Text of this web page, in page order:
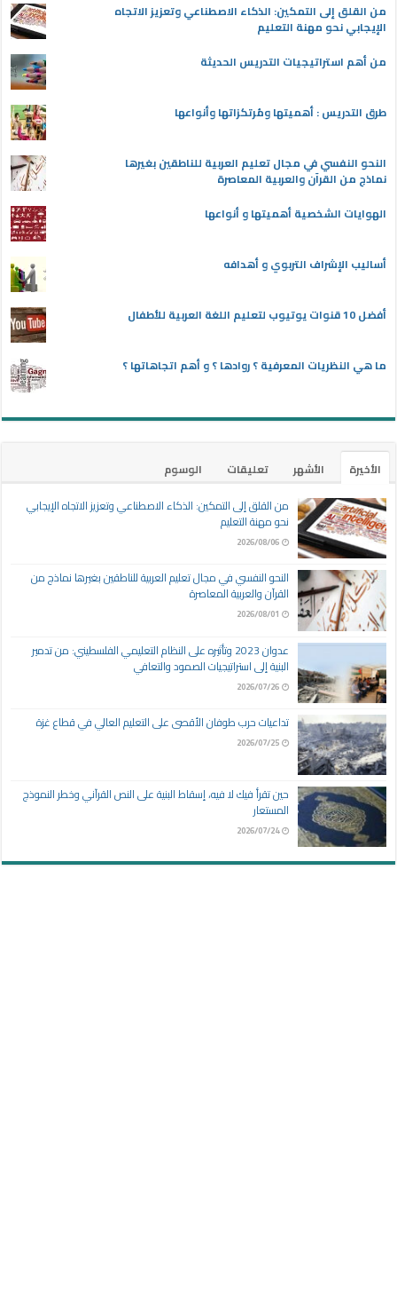
من القلق إلى التمكين: الذكاء الاصطناعي وتعزيز الاتجاه
الإيجابي نحو مهنة التعليم
من أهم استراتيجيات التدريس الحديثة
طرق التدريس : أهميتها ومُرتكزاتها وأنواعها
النحو النفسي في مجال تعليم العربية للناطقين بغيرها
نماذج من القرآن والعربية المعاصرة
الهوايات الشخصية أهميتها و أنواعها
أساليب الإشراف التربوي و أهدافه
أفضل 10 قنوات يوتيوب لتعليم اللغة العربية للأطفال
ما هي النظريات المعرفية ؟ روادها ؟ و أهم اتجاهاتها ؟
الأخيرة الأشهر تعليقات
الوسوم
من القلق إلى التمكين: الذكاء الاصطناعي وتعزيز الاتجاه الإيجابي
نحو مهنة التعليم
2026/08/06
النحو النفسي في مجال تعليم العربية للناطقين بغيرها نماذج من
القرآن والعربية المعاصرة
2026/08/01
عدوان 2023 وتأثيره على النظام التعليمي الفلسطيني: من تدمير
البنية إلى استراتيجيات الصمود والتعافي
2026/07/26
تداعيات حرب طوفان الأقصى على التعليم العالي في قطاع غزة
2026/07/25
حين تقرأ فيك لا فيه، إسقاط البنية على النص القرآني وخطر النموذج
المستعار
2026/07/24